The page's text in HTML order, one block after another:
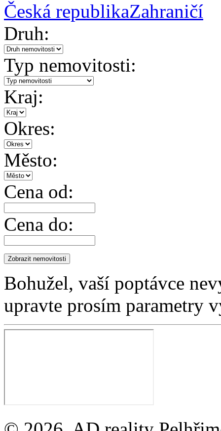
Česká republikaZahraničí
Druh:
Typ nemovitosti:
Kraj:
Okres:
Město:
Cena od:
Cena do:
Bohužel, vaší poptávce
upravte prosím parametry